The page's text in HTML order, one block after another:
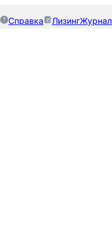
Справка ЛизингЖурнал